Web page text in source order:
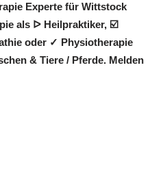
Experte für Wittstock
als ᐅ Heilpraktiker, ☑️
oder ✓ Physiotherapie
& Tiere / Pferde. Melden